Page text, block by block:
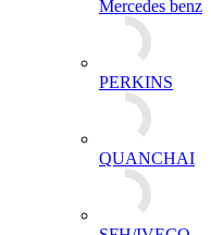
SIDA
Sinotruk
Weichai Huafeng